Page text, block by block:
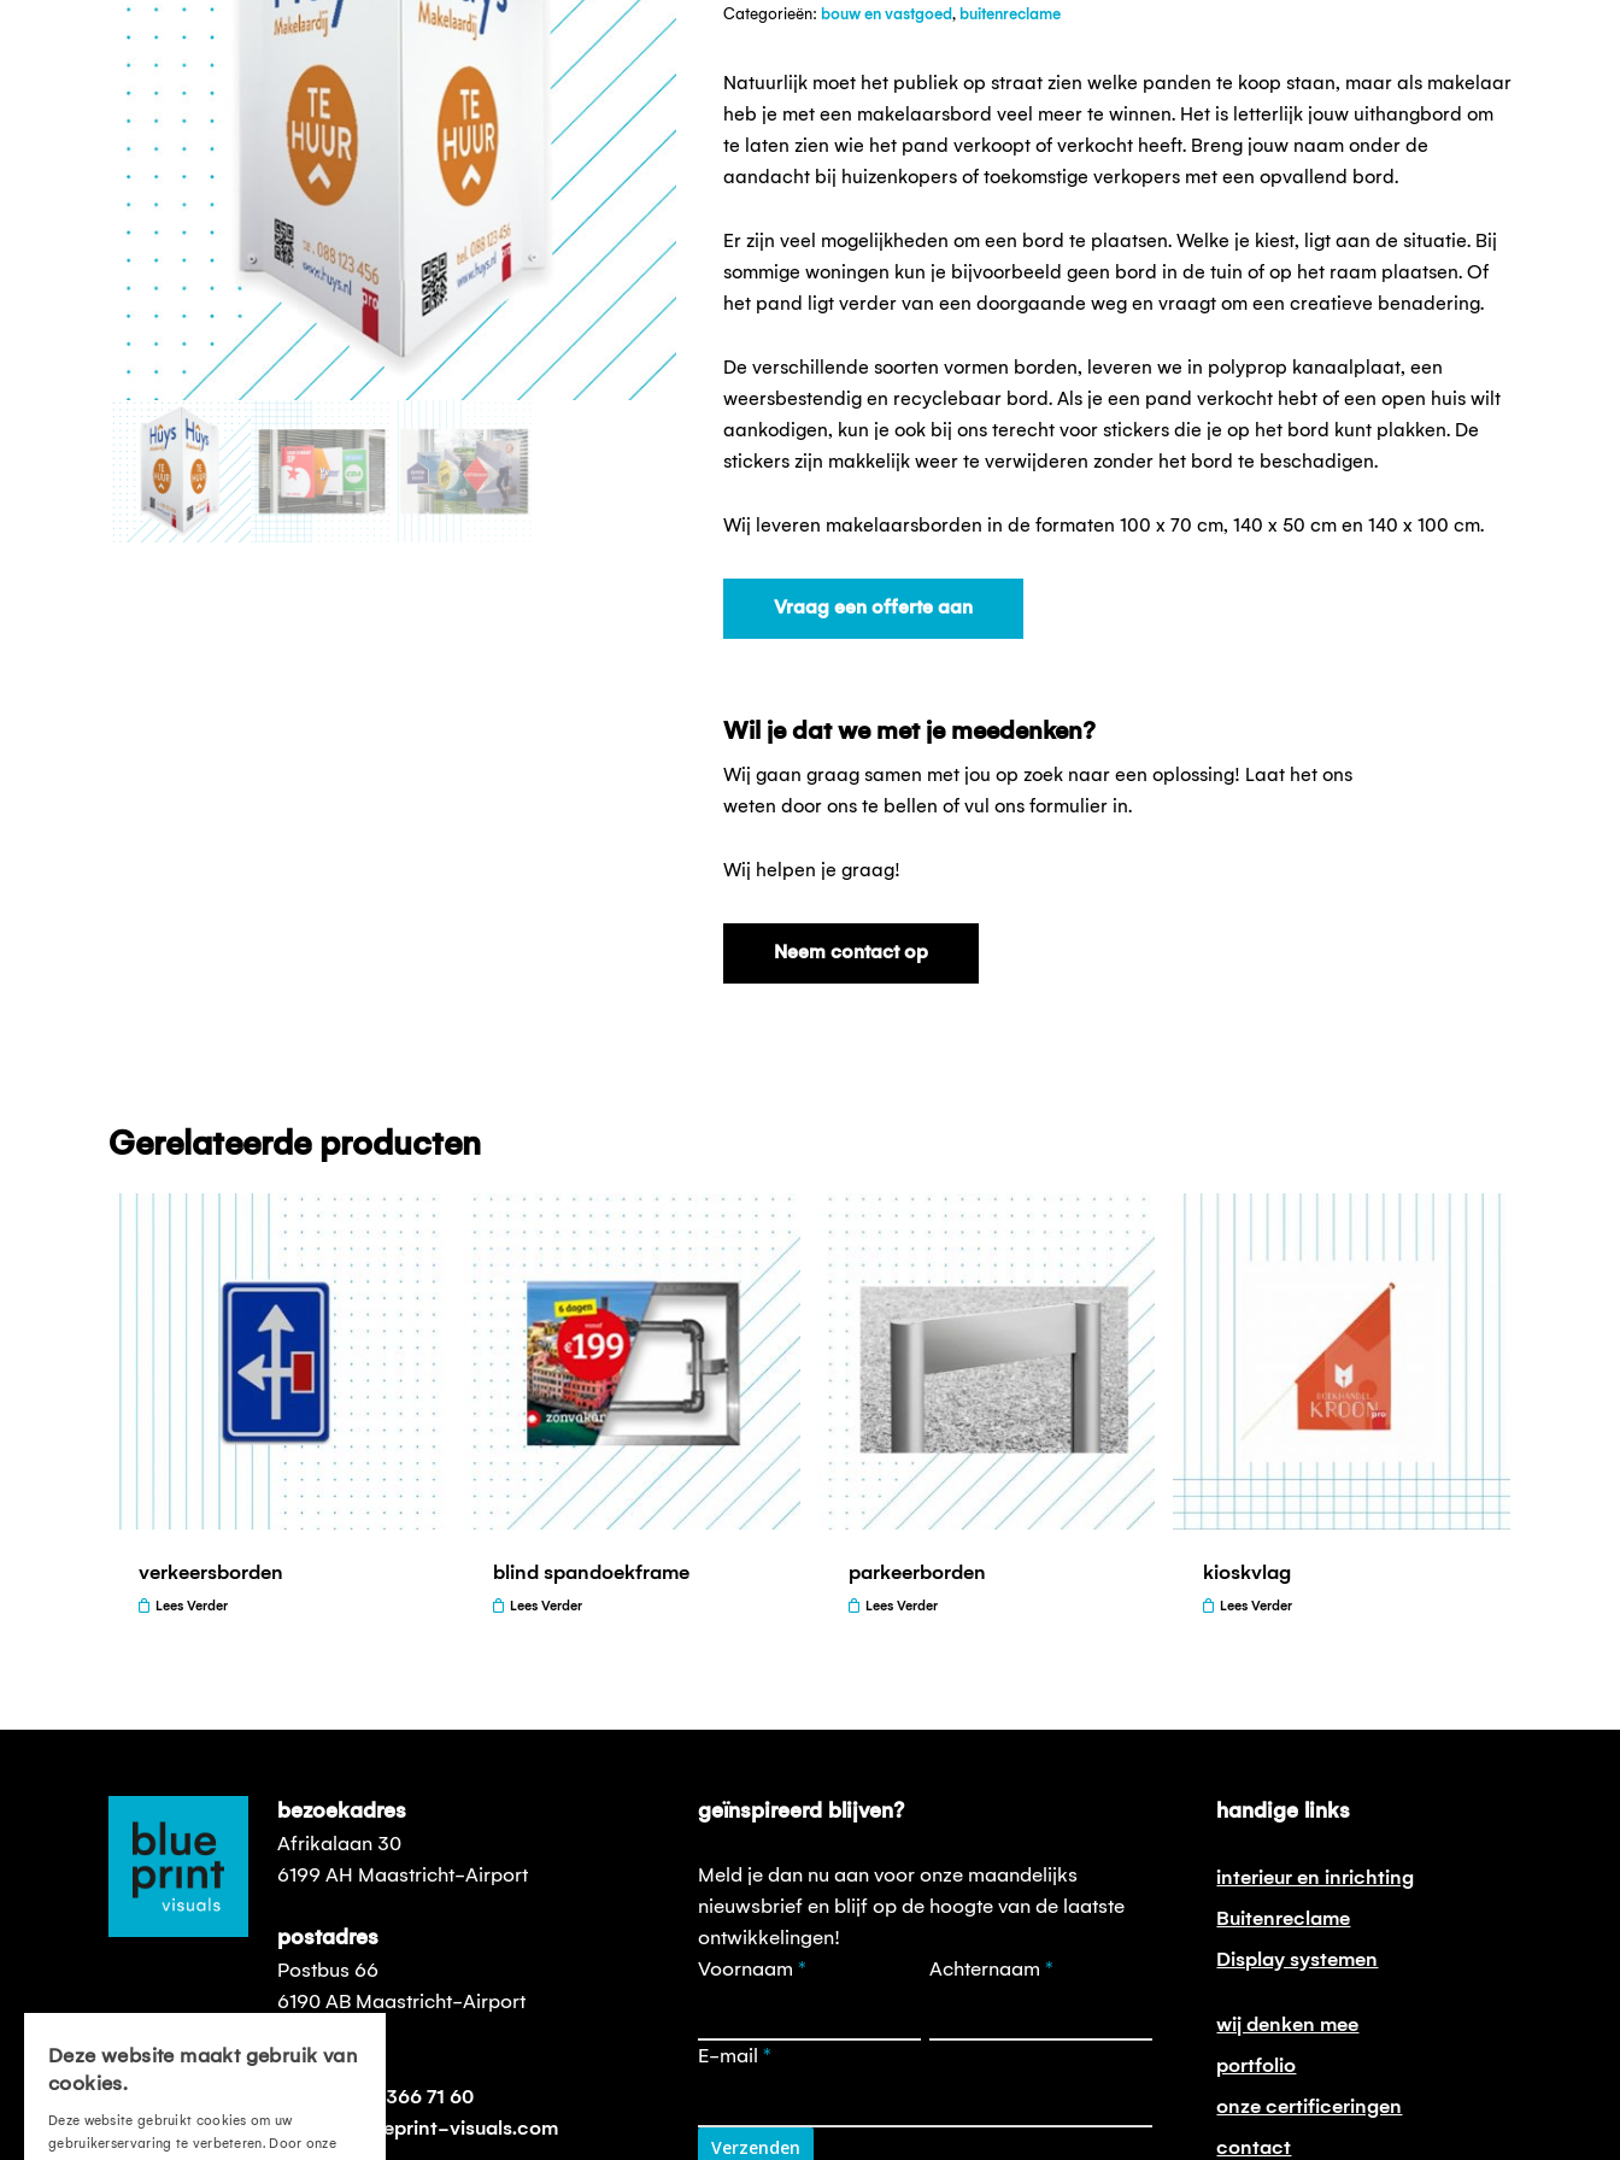
Categorieën: bouw en vastgoed, buitenreclame
Natuurlijk moet het publiek op straat zien welke panden te koop staan, maar als makelaar
heb je met een makelaarsbord veel meer te winnen. Het is letterlijk jouw uithangbord om
te laten zien wie het pand verkoopt of verkocht heeft. Breng jouw naam onder de
aandacht bij huizenkopers of toekomstige verkopers met een opvallend bord.
Er zijn veel mogelijkheden om een bord te plaatsen. Welke je kiest, ligt aan de situatie. Bij
sommige woningen kun je bijvoorbeeld geen bord in de tuin of op het raam plaatsen. Of
het pand ligt verder van een doorgaande weg en vraagt om een creatieve benadering.
De verschillende soorten vormen borden, leveren we in polyprop kanaalplaat, een
weersbestendig en recyclebaar bord. Als je een pand verkocht hebt of een open huis wilt
aankodigen, kun je ook bij ons terecht voor stickers die je op het bord kunt plakken. De
stickers zijn makkelijk weer te verwijderen zonder het bord te beschadigen.
Wij leveren makelaarsborden in de formaten 100 x 70 cm, 140 x 50 cm en 140 x 100 cm.
Vraag een offerte aan
Wil je dat we met je meedenken?
Wij gaan graag samen met jou op zoek naar een oplossing! Laat het ons
weten door ons te bellen of vul ons formulier in.
Wij helpen je graag!
Neem contact op
Gerelateerde producten
verkeersborden
Lees Verder
blind spandoekframe
Lees Verder
parkeerborden
Lees Verder
kioskvlag
Lees Verder
bezoekadres
Afrikalaan 30
6199 AH Maastricht-Airport
postadres
Postbus 66
6190 AB Maastricht-Airport
contact
+31 (0)43 366 71 60
e:
info@blueprint-visuals.com
geïnspireerd blijven?
Meld je dan nu aan voor onze maandelijks
nieuwsbrief en blijf op de hoogte van de laatste
ontwikkelingen!
Opt-
Voornaam * Achternaam*
E-mail *
Verzenden
handige links
interieur en inrichting
Buitenreclame
Display systemen
wij denken mee
portfolio
onze certificeringen
contact
Deze website maakt gebruik van
cookies.
Deze website gebruikt cookies om uw
gebruikerservaring te verbeteren. Door onze